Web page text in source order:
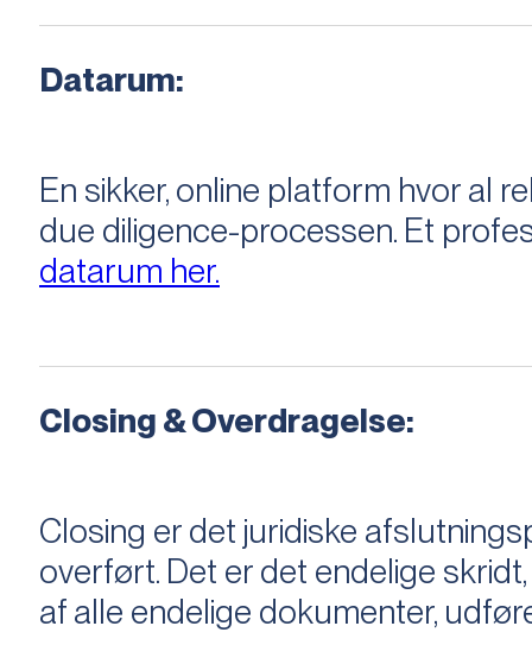
Datarum:
En sikker, online platform hvor al
due diligence-processen. Et
datarum her.
Closing & Overdragelse:
Closing er det juridiske
overført. Det er det endelige
af alle endelige dokumenter,